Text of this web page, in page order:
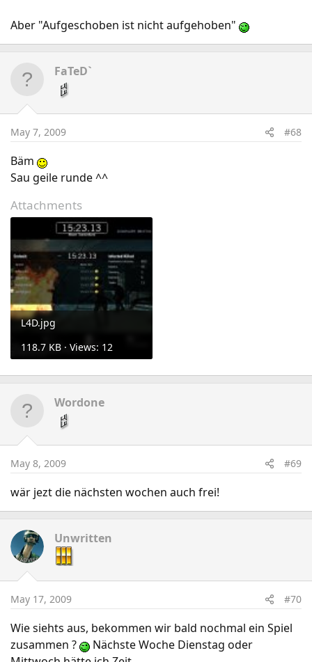
Aber "Aufgeschoben ist nicht aufgehoben"
FaTeD`
May 7, 2009 #68
Bäm
Sau geile runde ^^
Attachments
L4D.jpg
118.7 KB · Views: 12
Wordone
May 8, 2009 #69
wär jezt die nächsten wochen auch frei!
Unwritten
May 17, 2009 #70
Wie siehts aus, bekommen wir bald nochmal ein Spiel
zusammen ?
Nächste Woche Dienstag oder